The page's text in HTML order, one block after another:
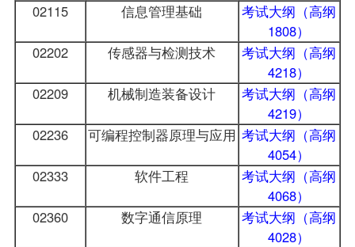
02115
信息管理基础
考试大纲（高纲
1808）
02202
传感器与检测技术
考试大纲（高纲
4218）
02209
机械制造装备设计
考试大纲（高纲
4219）
02236
可编程控制器原理与应用 考试大纲（高纲
4054）
02333
软件工程
考试大纲（高纲
4068）
02360
数字通信原理
考试大纲（高纲
4028）